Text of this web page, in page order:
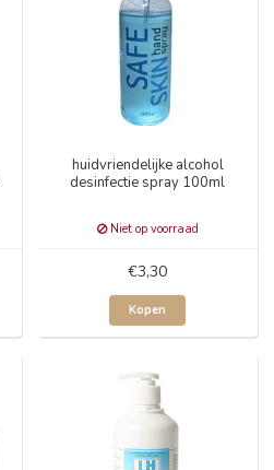
huidvriendelijke alcohol
desinfectie spray 100ml
Niet op voorraad
€3,30
Kopen